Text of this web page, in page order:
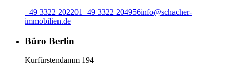
+49 3322 202201+49 3322 204956info@schacher-
immobilien.de
Büro Berlin
Kurfürstendamm 194